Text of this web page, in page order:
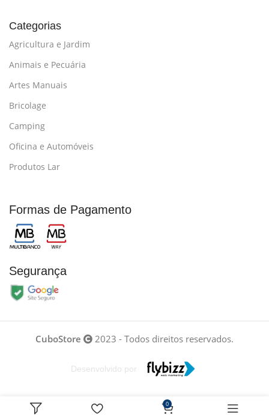
Categorias
Agricultura e Jardim
Animais e Pecuária
Artes Manuais
Bricolage
Camping
Oficina e Automóveis
Produtos Lar
Formas de Pagamento
Segurança
CuboStore 2023 - Todos direitos reservados.
Desenvolvido por
0